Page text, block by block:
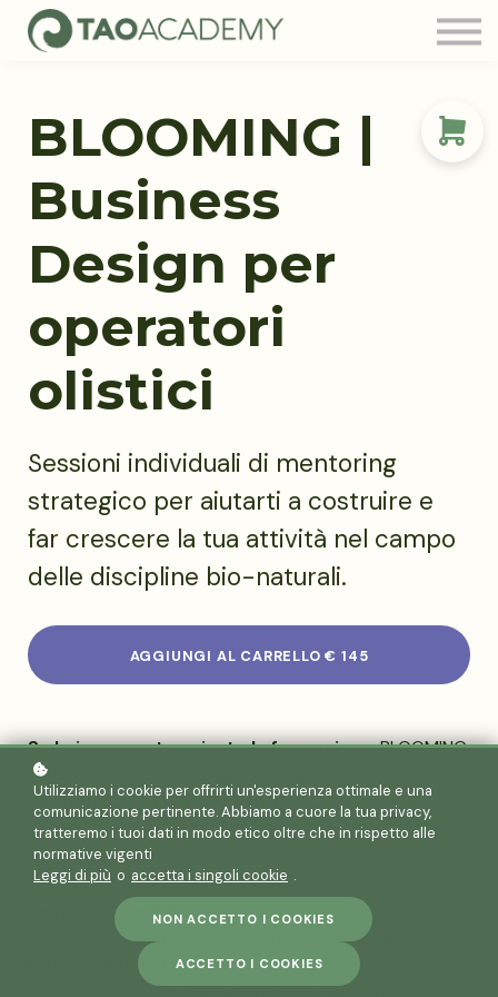
Tao Community
Contatti
BLOOMING |
Business
Design per
operatori
olistici
Sessioni individuali di mentoring
strategico per aiutarti a costruire e
far crescere la tua attività nel campo
delle discipline bio-naturali.
AGGIUNGI AL CARRELLO € 145
Se hai appena terminato la formazione, BLOOMING
ti aiuta a tradurre la tua passione e le tue
competenze in un lavoro tutto tuo. Metteremo in
risalto i tuoi punti di forza e creeremo una strategia
che ti consenta di partire col piede giusto.
Se hai finito gli studi da un po'ma hai messo in
pausa il tuo sogno imprenditoriale oppure
qualcosa non sta funzionando, BLOOMING è qui per
riaccendere la tua voglia di metterti in gioco. Insieme
Utilizziamo i cookie per offrirti un'esperienza ottimale e una
comunicazione pertinente. Abbiamo a cuore la tua privacy,
tratteremo i tuoi dati in modo etico oltre che in rispetto alle
normative vigenti
Leggi di più o accetta i singoli cookie .
NON ACCETTO I COOKIES
ACCETTO I COOKIES